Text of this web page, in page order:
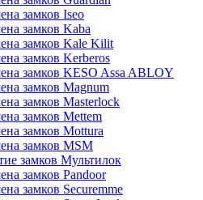
замков Iseo
замков Kaba
замков Kale Kilit
замков Kerberos
замков KESO Assa ABLOY
замков Magnum
замков Masterlock
замков Mettem
замков Mottura
замков MSM
замков Мультилок
замков Pandoor
замков Securemme